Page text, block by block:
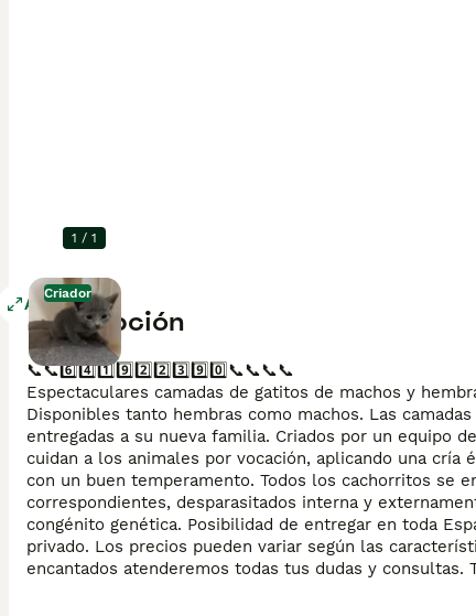
Criador
Agrandar
1 / 1
Descripción
📞📞6️⃣4️⃣1️⃣9️⃣2️⃣2️⃣3️⃣9️⃣0️⃣📞📞📞📞
Espectaculares camadas de gatitos de machos y
Disponibles tanto hembras como machos. Las
entregadas a su nueva familia. Criados por un equipo
cuidan a los animales por vocación, aplicando una
con un buen temperamento. Todos los cachorritos se
correspondientes, desparasitados interna y
congénito genética. Posibilidad de entregar en toda
privado. Los precios pueden variar según las
encantados atenderemos todas tus dudas y consultas.